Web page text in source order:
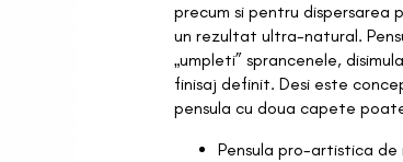
precum si pentru dispersarea
un rezultat ultra-natural.
„umpleti” sprancenele,
finisaj definit. Desi este
pensula cu doua capete
Pensula pro-artistica